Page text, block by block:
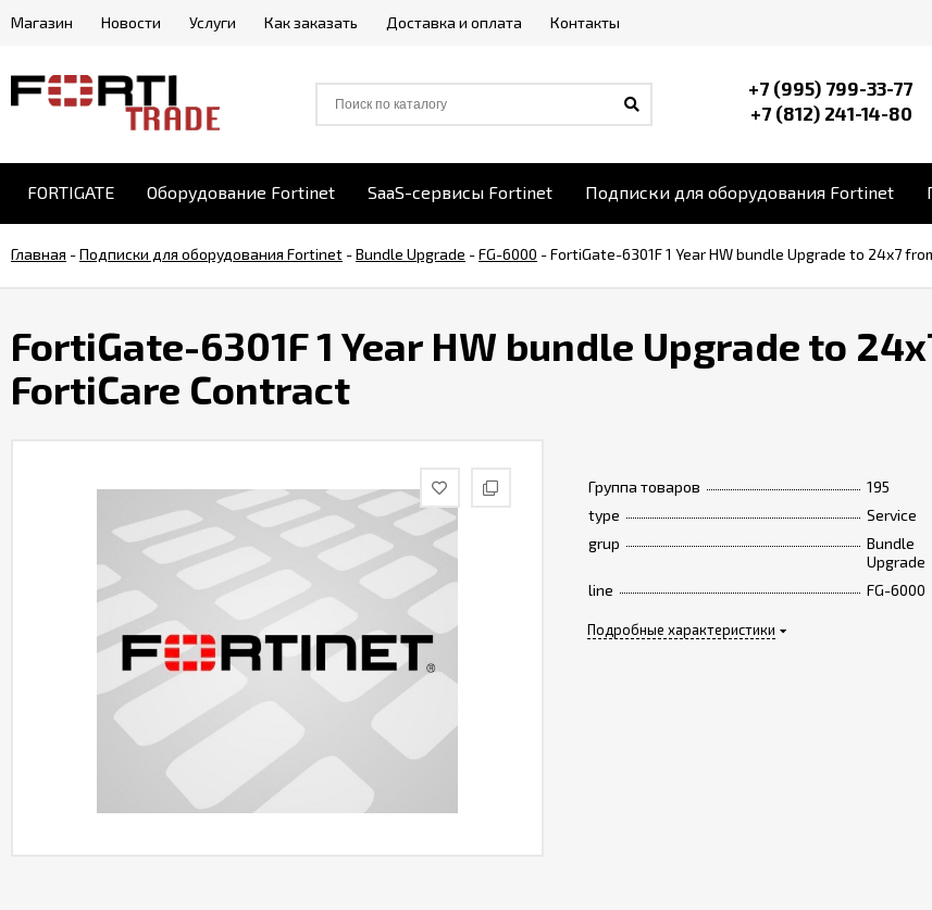
Магазин Новости Услуги Как заказать Доставка и оплата Контакты
+7 (995) 799-33-77
+7 (812) 241-14-80
FORTIGATE Оборудование Fortinet SaaS-сервисы Fortinet Подписки для оборудования Fortinet
Главная -Подписки для оборудования Fortinet -Bundle Upgrade -FG-6000 -FortiGate-6301F 1 Year HW bundle Upgrade to 24x7
FortiGate-6301F 1 Year HW bundle Upgrade to
FortiCare Contract
Группа товаров
195
type
Service
grup
Bundle
Upgrade
line
FG-6000
Подробные характеристики